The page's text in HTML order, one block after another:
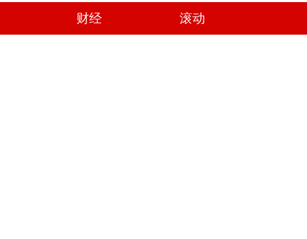
财经 滚动